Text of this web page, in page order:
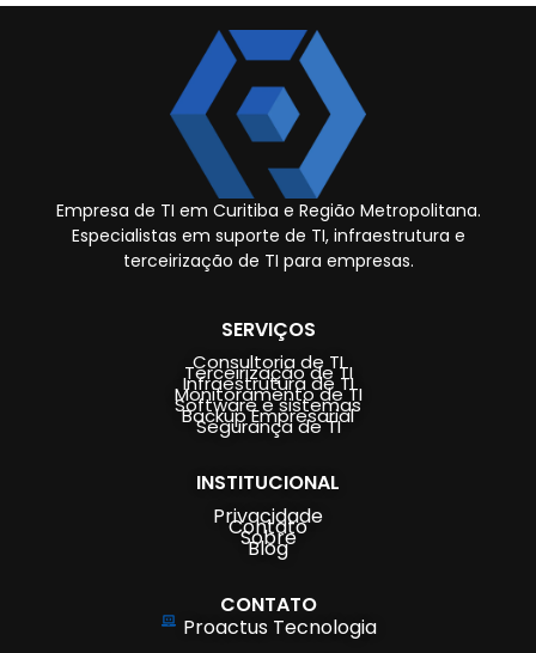
Empresa de TI em Curitiba e Região Metropolitana.
Especialistas em suporte de TI, infraestrutura e
terceirização de TI para empresas.
SERVIÇOS
Consultoria de TI
Terceirização de TI
Infraestrutura de TI
Monitoramento de TI
Software e sistemas
Backup Empresarial
Segurança de TI
INSTITUCIONAL
Privacidade
Contato
Sobre
Blog
CONTATO
Proactus Tecnologia